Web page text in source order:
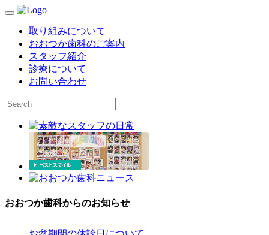
取り組みについて
おおつか歯科のご案内
スタッフ紹介
診療について
お問い合わせ
おおつか歯科からのお知らせ